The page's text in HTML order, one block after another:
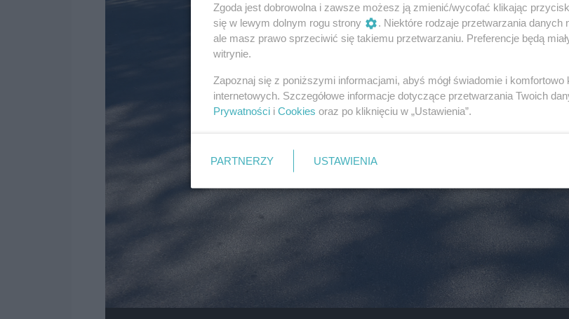
Zgoda jest dobrowolna i zawsze możesz ją zmienić/wycofać klikając
się w lewym dolnym rogu strony
. Niektóre rodzaje przetwarzania danych
ale masz prawo sprzeciwić się takiemu przetwarzaniu. Preferencje będą
witrynie.
Zapoznaj się z poniższymi informacjami, abyś mógł świadomie i
internetowych. Szczegółowe informacje dotyczące przetwarzania Twoich
Prywatności i Cookies oraz po kliknięciu w „Ustawienia”.
PARTNERZY USTAWIENIA